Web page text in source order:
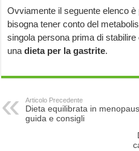
Ovviamente il seguente elenco è
bisogna tener conto del
singola persona prima di
una dieta per la gastrite.
Articolo Precedente
Dieta equilibrata in
guida e consigli